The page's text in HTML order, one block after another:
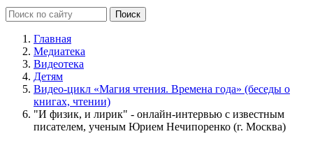
Главная
Медиатека
Видеотека
Детям
Видео-цикл «Магия чтения. Времена года» (беседы о
книгах, чтении)
"И физик, и лирик" - онлайн-интервью с известным
писателем, ученым Юрием Нечипоренко (г. Москва)